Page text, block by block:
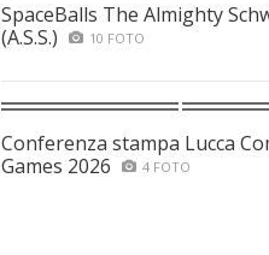
SpaceBalls The Almighty
(A.S.S.)
10 FOTO
Conferenza stampa Lucca
Games 2026
4 FOTO